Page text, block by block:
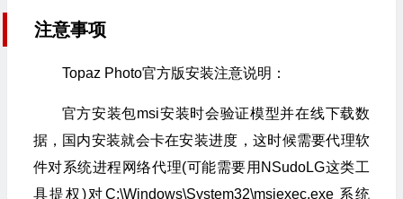
注意事项
Topaz Photo官方版安装注意说明：
官方安装包msi安装时会验证模型并在线下载数
据，国内安装就会卡在安装进度， 这时候需要代理软
件对系统进程网络代理(可能需要用NSudoLG这类工
具提权)对C:\Windows\System32\msiexec.exe 系统